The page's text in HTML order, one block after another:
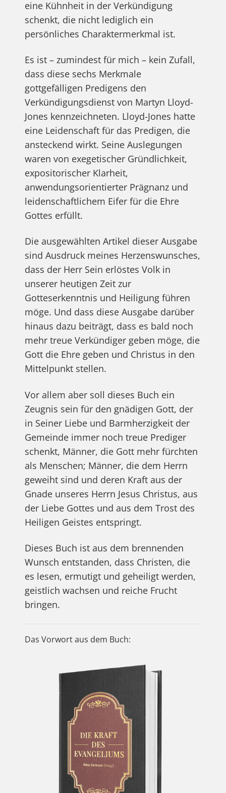
eine Kühnheit in der Verkündigung
schenkt, die nicht lediglich ein
persönliches Charaktermerkmal ist.
Es ist – zumindest für mich – kein Zufall,
dass diese sechs Merkmale
gottgefälligen Predigens den
Verkündigungsdienst von Martyn Lloyd-
Jones kennzeichneten. Lloyd-Jones hatte
eine Leidenschaft für das Predigen, die
ansteckend wirkt. Seine Auslegungen
waren von exegetischer Gründlichkeit,
expositorischer Klarheit,
anwendungsorientierter Prägnanz und
leidenschaftlichem Eifer für die Ehre
Gottes erfüllt.
Die ausgewählten Artikel dieser Ausgabe
sind Ausdruck meines Herzenswunsches,
dass der Herr Sein erlöstes Volk in
unserer heutigen Zeit zur
Gotteserkenntnis und Heiligung führen
möge. Und dass diese Ausgabe darüber
hinaus dazu beiträgt, dass es bald noch
mehr treue Verkündiger geben möge, die
Gott die Ehre geben und Christus in den
Mittelpunkt stellen.
Vor allem aber soll dieses Buch ein
Zeugnis sein für den gnädigen Gott, der
in Seiner Liebe und Barmherzigkeit der
Gemeinde immer noch treue Prediger
schenkt, Männer, die Gott mehr fürchten
als Menschen; Männer, die dem Herrn
geweiht sind und deren Kraft aus der
Gnade unseres Herrn Jesus Christus, aus
der Liebe Gottes und aus dem Trost des
Heiligen Geistes entspringt.
Dieses Buch ist aus dem brennenden
Wunsch entstanden, dass Christen, die
es lesen, ermutigt und geheiligt werden,
geistlich wachsen und reiche Frucht
bringen.
Das Vorwort aus dem Buch: